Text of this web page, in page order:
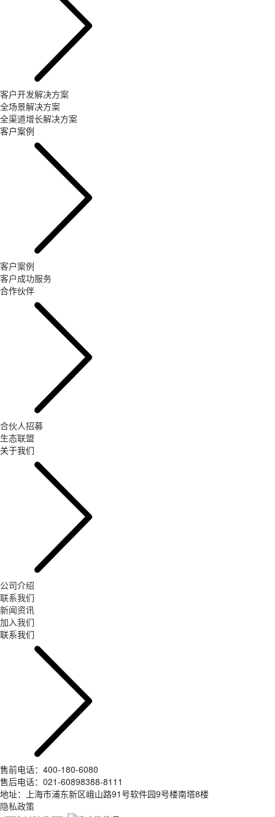
客户开发解决方案
全场景解决方案
全渠道增长解决方案
客户案例
客户案例
客户成功服务
合作伙伴
合伙人招募
生态联盟
关于我们
公司介绍
联系我们
新闻资讯
加入我们
联系我们
售前电话：400-180-6080
售后电话：021-60898388-8111
地址：上海市浦东新区峨山路91号软件园9号楼南塔8楼
隐私政策